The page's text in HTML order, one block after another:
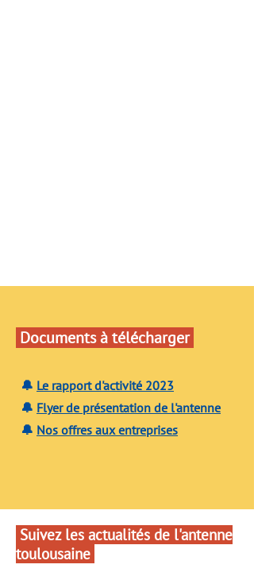
Documents à télécharger
🔔 Le rapport d'activité 2023
​🔔 Flyer de présentation de l'antenne
​🔔 Nos offres aux entreprises
Suivez les actualités de l'antenne
toulousaine